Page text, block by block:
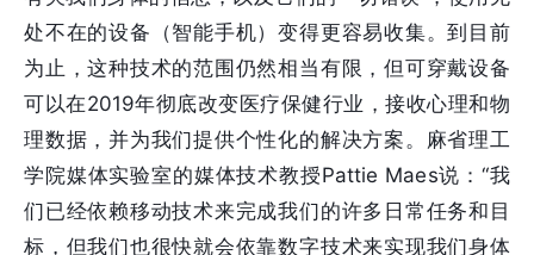
处不在的设备（智能手机）变得更容易收集。到目前
为止，这种技术的范围仍然相当有限，但可穿戴设备
可以在2019年彻底改变医疗保健行业，接收心理和物
理数据，并为我们提供个性化的解决方案。麻省理工
学院媒体实验室的媒体技术教授Pattie Maes说：“我
们已经依赖移动技术来完成我们的许多日常任务和目
标，但我们也很快就会依靠数字技术来实现我们身体